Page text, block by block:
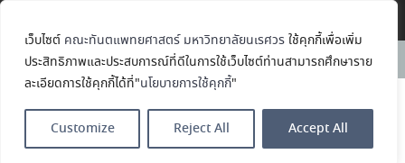
เว็บไซต์ คณะทันตแพทยศาสตร์ มหาวิทยาลัยนเรศวร ใช้คุกกี้เพื่อเพิ่ม
ประสิทธิภาพและประสบการณ์ที่ดีในการใช้เว็บไซต์ท่านสามารถศึกษาราย
ละเอียดการใช้คุกกี้ได้ที่"นโยบายการใช้คุกกี้"
Customize Reject All Accept All
News:
คณะทันตแพทยศาสตร์
มหาวิทยาลัยนเรศวร ร่วมออกบูธ
ประชาสัมพันธ์ หลักสูตรทันตแพทย
ประกาศนียบัตรผู้ช่วยทันตแพทย์
ในโครงการ Open House 2026